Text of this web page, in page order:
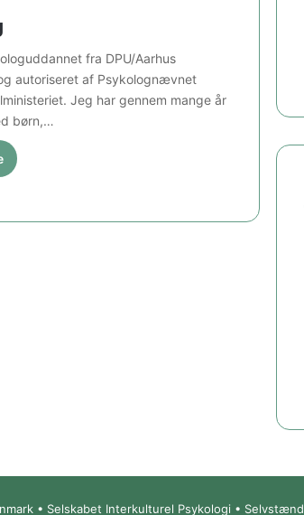
fra DPU/Aarhus
autoriseret af Psykolognævnet
Jeg har gennem mange år
børn,…
• Selskabet Interkulturel Psykologi •